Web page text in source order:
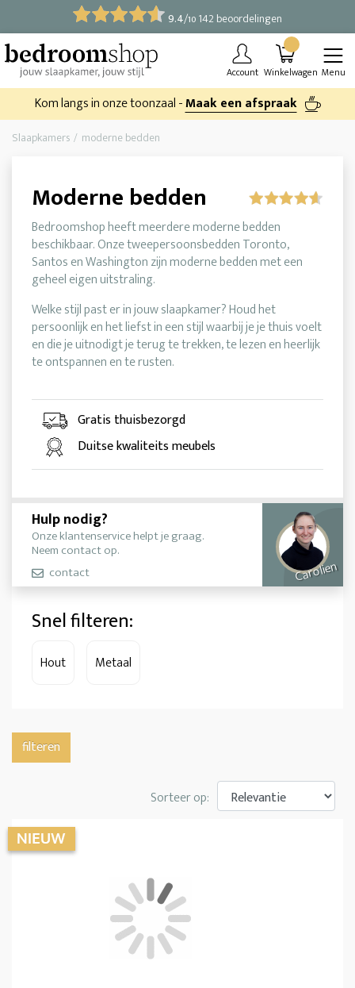
9.4/10 142 beoordelingen
Account Winkelwagen Menu
Kom langs in onze toonzaal -Maak een afspraak
Slaapkamers moderne bedden
Moderne bedden
Bedroomshop heeft meerdere moderne bedden
beschikbaar. Onze tweepersoonsbedden Toronto,
Santos en Washington zijn moderne bedden met een
geheel eigen uitstraling.
Welke stijl past er in jouw slaapkamer? Houd het
persoonlijk en het liefst in een stijl waarbij je je thuis voelt
en die je uitnodigt je terug te trekken, te lezen en heerlijk
te ontspannen en te rusten.
Gratis thuisbezorgd
Duitse kwaliteits meubels
Hulp nodig?
Onze klantenservice helpt je graag.
Neem contact op.
contact
Carolien
Snel filteren:
Hout Metaal
filteren
Sorteer op: